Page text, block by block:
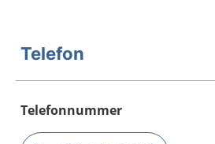
Telefon
Telefonnummer